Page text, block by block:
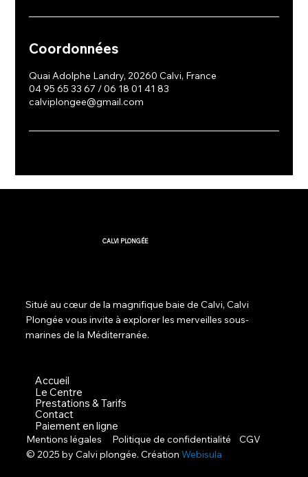
Coordonnées
Quai Adolphe Landry, 20260 Calvi, France
04 95 65 33 67 / 06 18 01 41 83
calviplongee@gmail.com
Situé au cœur de la magnifique baie de Calvi, Calvi
Plongée vous invite à explorer les merveilles sous-
marines de la Méditerranée.
Accueil
Le Centre
Prestations & Tarifs
Contact
Paiement en ligne
Mentions légales Politique de confidentialité CGV
© 2025 by Calvi plongée. Création Webisula
CALVI PLONGÉE